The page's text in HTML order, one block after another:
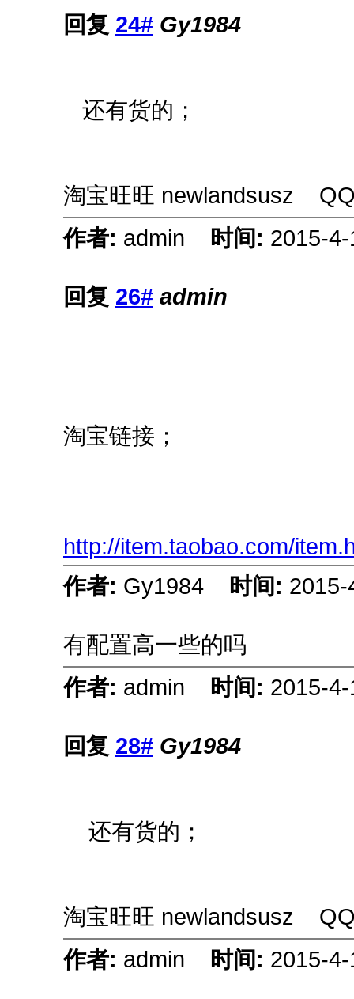
回复 24# Gy1984
还有货的；
淘宝旺旺 newlandsusz
作者: admin 时间: 2015-
回复 26# admin
淘宝链接；
http://item.taobao.com/
作者: Gy1984 时间: 2015-
有配置高一些的吗
作者: admin 时间: 2015-
回复 28# Gy1984
还有货的；
淘宝旺旺 newlandsusz
作者: admin 时间: 2015-